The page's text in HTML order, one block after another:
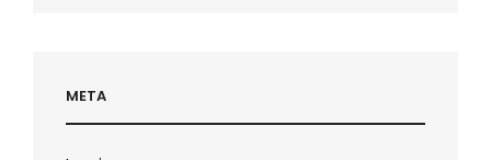
META